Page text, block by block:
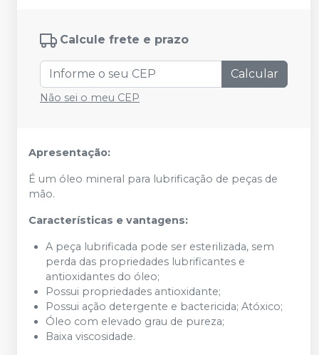
Calcule frete e prazo
Calcular
Não sei o meu CEP
Apresentação:
É um óleo mineral para lubrificação de peças de
mão.
Características e vantagens:
A peça lubrificada pode ser esterilizada, sem
perda das propriedades lubrificantes e
antioxidantes do óleo;
Possui propriedades antioxidante;
Possui ação detergente e bactericida; Atóxico;
Óleo com elevado grau de pureza;
Baixa viscosidade.